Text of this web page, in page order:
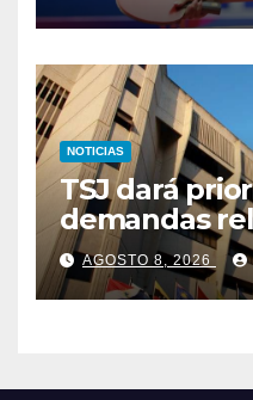
NOTICIAS
TSJ dará
demandas
bienes
terremotos
AGOSTO 8, 2026